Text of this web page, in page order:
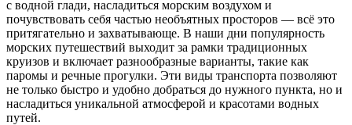
с водной глади, насладиться морским воздухом и
почувствовать себя частью необъятных просторов — всё это
притягательно и захватывающе. В наши дни популярность
морских путешествий выходит за рамки традиционных
круизов и включает разнообразные варианты, такие как
паромы и речные прогулки. Эти виды транспорта позволяют
не только быстро и удобно добраться до нужного пункта, но и
насладиться уникальной атмосферой и красотами водных
путей.